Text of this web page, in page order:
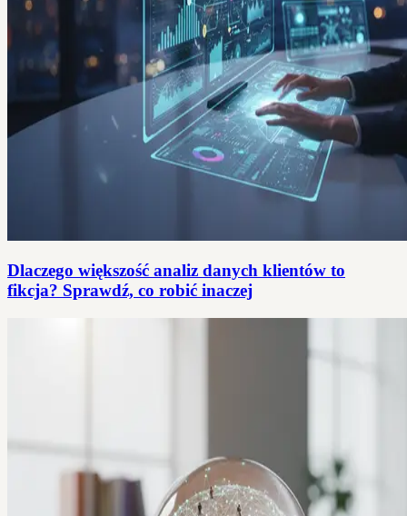
Dlaczego większość analiz danych klientów to
fikcja? Sprawdź, co robić inaczej